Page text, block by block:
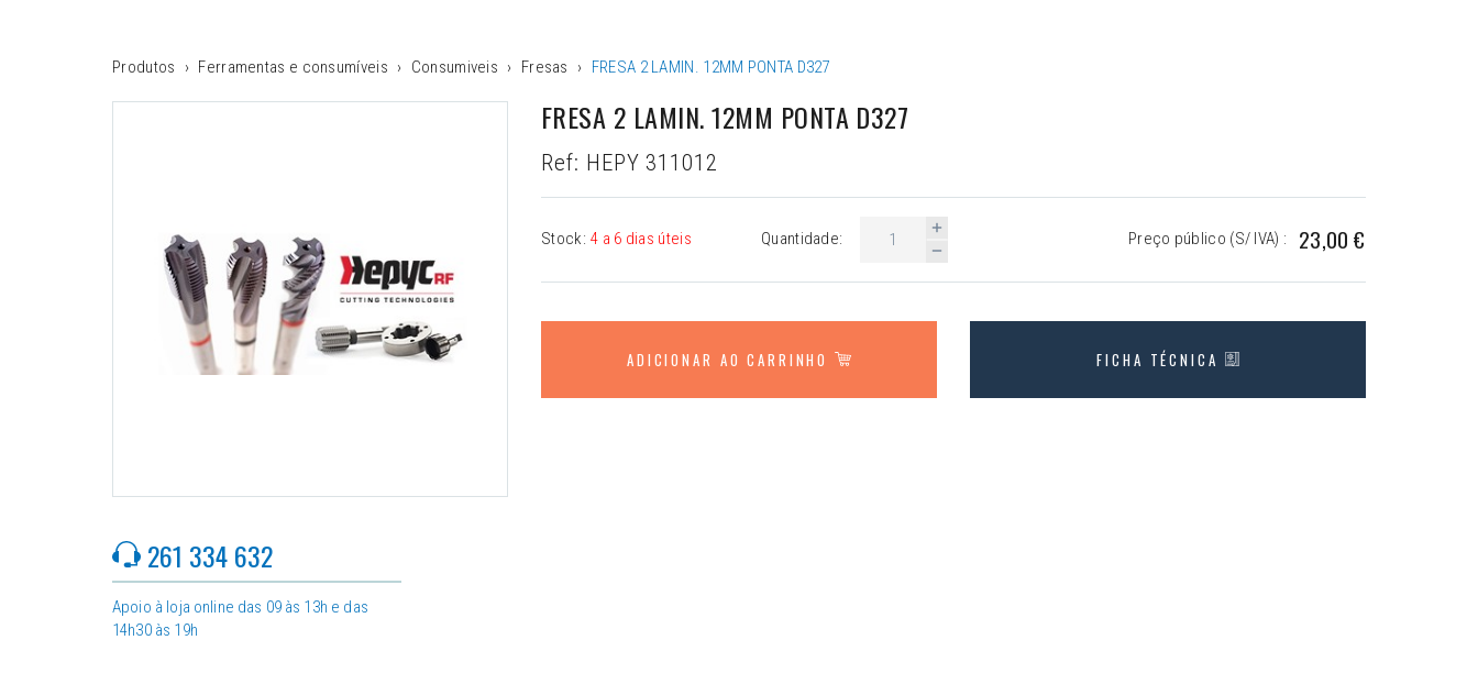
Produtos Ferramentas e consumíveis Consumiveis Fresas FRESA 2 LAMIN. 12MM PONTA D327
FRESA 2 LAMIN. 12MM PONTA D327
Ref: HEPY 311012
261 334 632
Apoio à loja online das 09 às 13h e das
14h30 às 19h
Stock: 4 a 6 dias úteis Quantidade: Preço público (S/ IVA) : 23,00 €
ADICIONAR AO CARRINHO FICHA TÉCNICA